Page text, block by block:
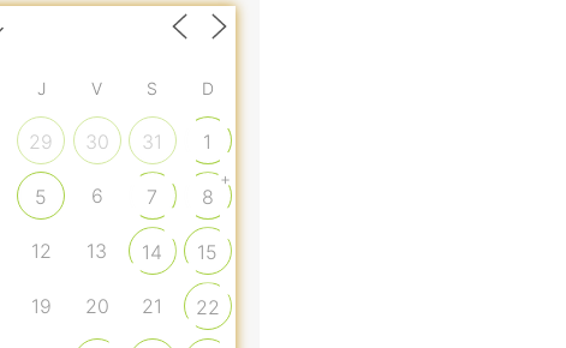
J V S D
29 30 31 1
5 6 7 8
+
12 13 14 15
19 20 21 22